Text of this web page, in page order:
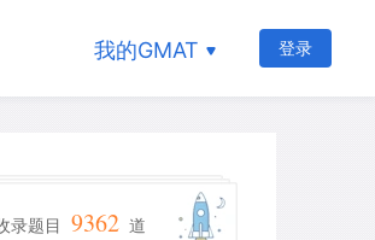
我的GMAT 登录
录题目 9362 道